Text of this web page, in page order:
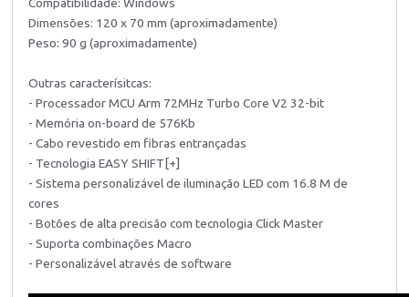
Dimensões: 120 x 70 mm (aproximadamente)
Peso: 90 g (aproximadamente)
Outras caracterísitcas:
- Processador MCU Arm 72MHz Turbo Core V2 32-bit
- Memória on-board de 576Kb
- Cabo revestido em fibras entrançadas
- Tecnologia EASY SHIFT[+]
- Sistema personalizável de iluminação LED com 16.8 M de
cores
- Botões de alta precisão com tecnologia Click Master
- Suporta combinações Macro
- Personalizável através de software